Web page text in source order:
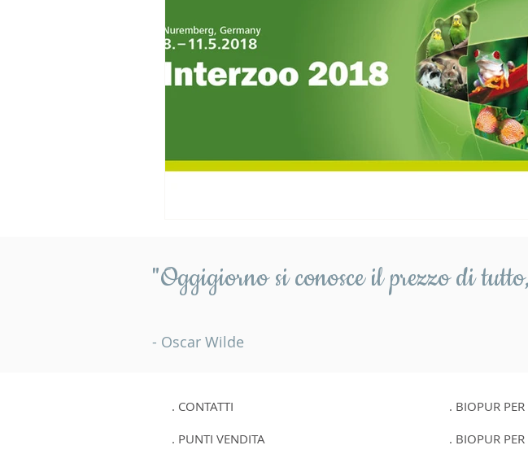
vasetto di vetro Diete specifiche
"Oggigiorno si conosce il prezzo di tutto,
- Oscar Wilde
. CONTATTI
. PUNTI VENDITA
. BIOPUR
. BIOPUR PER